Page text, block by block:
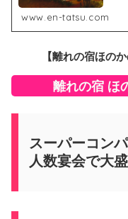
www.en-tatsu.com
【離れの宿ほのか
離れの宿 ほ
スーパーコン
人数宴会で大